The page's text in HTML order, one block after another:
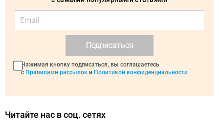
Подписаться
Нажимая кнопку подписаться, вы соглашаетесь
с Правилами рассылок и Политикой конфиденциальности
Читайте нас в соц. сетях